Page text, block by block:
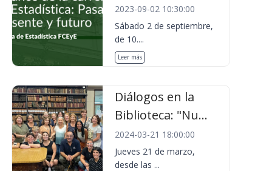
2023-09-02 10:30:00
Sábado 2 de septiembre,
de 10....
Leer más
Diálogos en la
Biblioteca: "Nu...
2024-03-21 18:00:00
Jueves 21 de marzo,
desde las ...